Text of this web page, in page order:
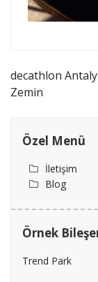
Yazı
gezinmesi
decathlon
Zemin
Özel Menü
İletişim
Blog
Örnek
Trend Park